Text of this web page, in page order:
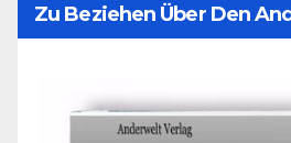
Zu Beziehen Über Den